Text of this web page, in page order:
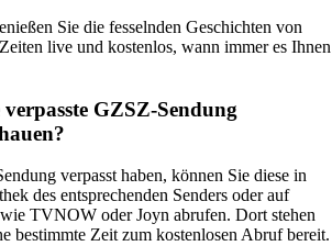
Sie die fesselnden Geschichten von
live und kostenlos, wann immer es Ihnen
GZSZ-Sendung
verpasst haben, können Sie diese in
des entsprechenden Senders oder auf
TVNOW oder Joyn abrufen. Dort stehen
bestimmte Zeit zum kostenlosen Abruf bereit.